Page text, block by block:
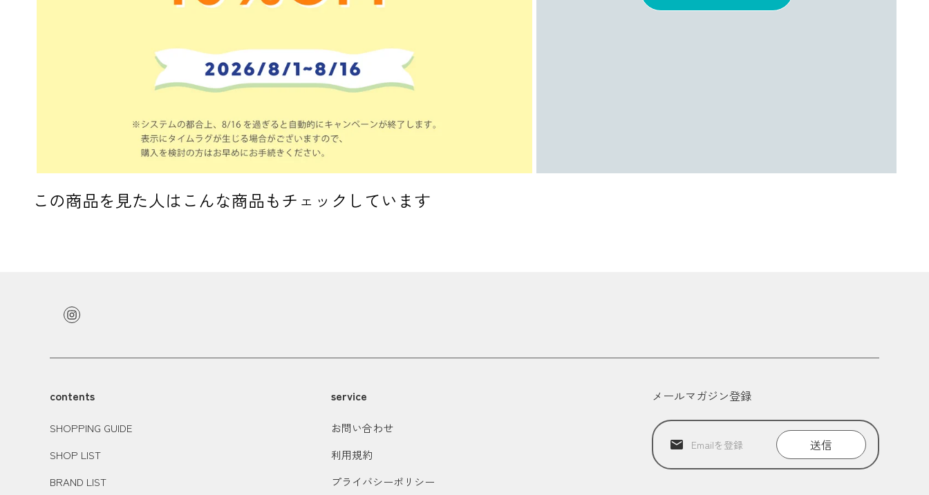
この商品を見た人はこんな商品もチェックしています
contents
SHOPPING GUIDE
SHOP LIST
BRAND LIST
service
お問い合わせ
利用規約
プライバシーポリシー
メールマガジン登録
送信